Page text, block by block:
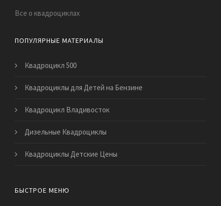
Все о квадроциклах
ПОПУЛЯРНЫЕ МАТЕРИАЛЫ
Квадроцикл 500
Квадроциклы для Детей на Бензине
Квадроцикл Владивосток
Дизельные Квадроциклы
Квадроциклы Детские Цены
БЫСТРОЕ МЕНЮ